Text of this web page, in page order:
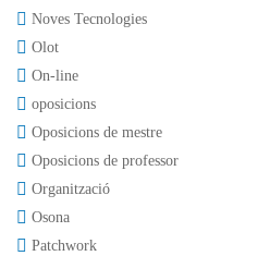
Noves Tecnologies
Olot
On-line
oposicions
Oposicions de mestre
Oposicions de professor
Organització
Osona
Patchwork